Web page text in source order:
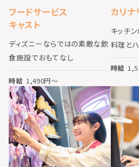
フードサービス
キャスト
ディズニーならではの素敵な飲
食施設でおもてなし
時給 1,490円〜
カリナ
キッチ
料理と
時給